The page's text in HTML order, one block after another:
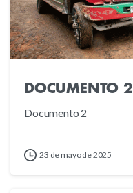
DOCUMENTO 2
Documento 2
23 de mayo de 2025